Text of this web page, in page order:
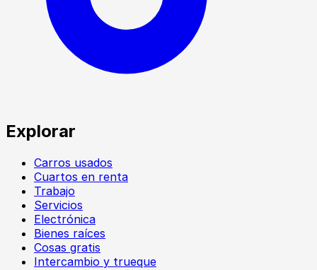
Explorar
Carros usados
Cuartos en renta
Trabajo
Servicios
Electrónica
Bienes raíces
Cosas gratis
Intercambio y trueque